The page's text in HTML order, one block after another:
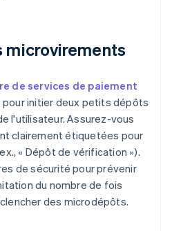
microvirements
de services de paiement
pour initier deux petits dépôts
l'utilisateur. Assurez-vous
clairement étiquetées pour
« Dépôt de vérification »).
de sécurité pour prévenir
du nombre de fois
des microdépôts.